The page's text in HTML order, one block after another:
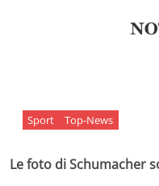
Sport Top-News
Le foto di Schumacher